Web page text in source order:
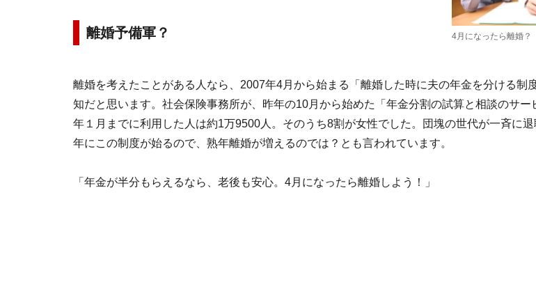
4月になったら離婚？
離婚予備軍？
離婚を考えたことがある人なら、2007年4月から始まる「離婚した時に夫の年金を分ける制
知だと思います。社会保険事務所が、昨年の10月から始めた「年金分割の試算と相談のサー
年１月までに利用した人は約1万9500人。そのうち8割が女性でした。団塊の世代が一斉に退
年にこの制度が始るので、熟年離婚が増えるのでは？とも言われています。
「年金が半分もらえるなら、老後も安心。4月になったら離婚しよう！」